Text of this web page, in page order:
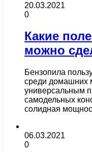
20.03.2021
0
Какие
можно
Бензопила
среди домашних
универсальным
самодельных
солидная
06.03.2021
0